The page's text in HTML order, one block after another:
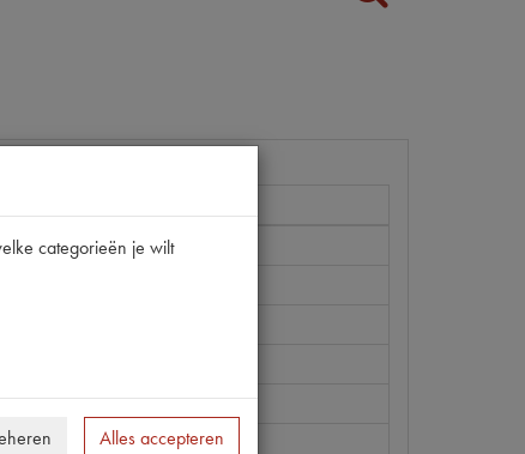
categorieën je wilt
Alles accepteren